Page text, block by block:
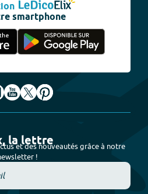
smartphone
la lettre
et des nouveautés grâce à notre
!